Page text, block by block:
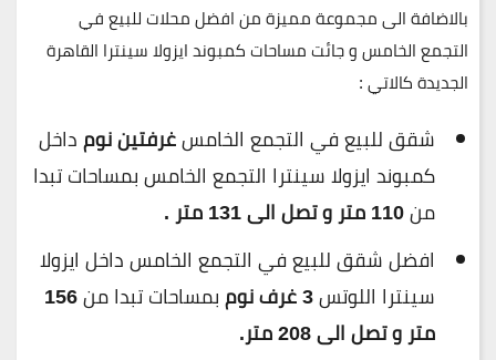
بالاضافة الى مجموعة مميزة من افضل محلات للبيع في
التجمع الخامس و جائت مساحات كمبوند ايزولا سينترا القاهرة
الجديدة كالاتي :
شقق للبيع في التجمع الخامسغرفتين نومداخل
كمبوند ايزولا سينترا التجمع الخامس بمساحات تبدا
من110 متر و تصل الى 131 متر .
افضل شقق للبيع في التجمع الخامس داخل ايزولا
سينترا اللوتس3 غرف نوم بمساحات تبدا من156
متر و تصل الى 208 متر.